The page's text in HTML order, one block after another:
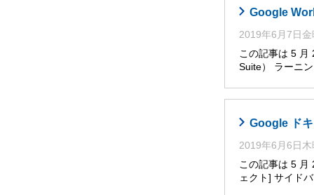
Google
2019年6月7日金
この記事は 5 月
Suite） ラーニ
Google ド
2019年6月6日木
この記事は 5 月
ェクト] サイド